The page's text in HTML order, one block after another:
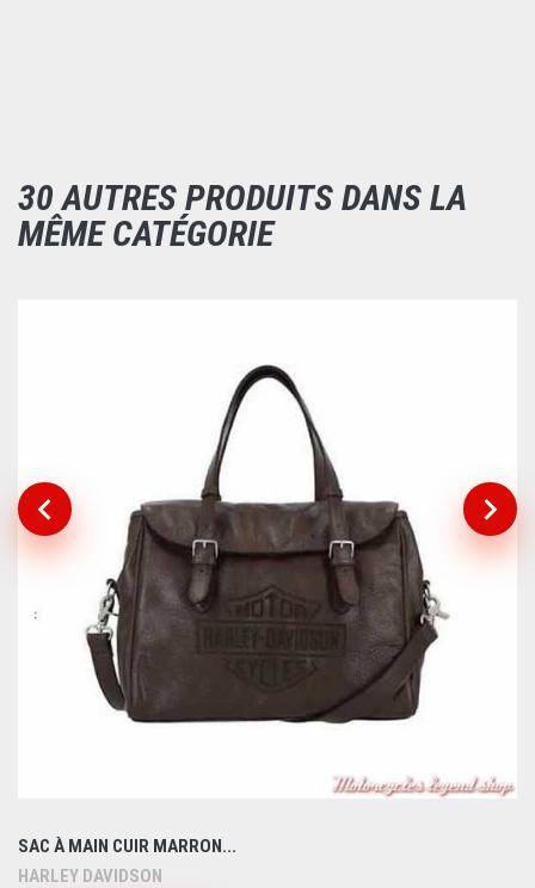
30 AUTRES PRODUITS DANS LA
MÊME CATÉGORIE
SAC À MAIN CUIR MARRON...
HARLEY DAVIDSON